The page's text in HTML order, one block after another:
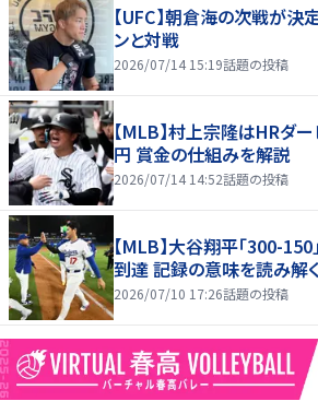
【UFC】朝倉海の次戦が
ンと対戦
2026/07/14 15:19話題の投稿
【MLB】村上宗隆はHRダ
円 賞金の仕組みを解説
2026/07/14 14:52話題の投稿
【MLB】大谷翔平「300-
到達 記録の意味を読み解く
2026/07/10 17:26話題の投稿